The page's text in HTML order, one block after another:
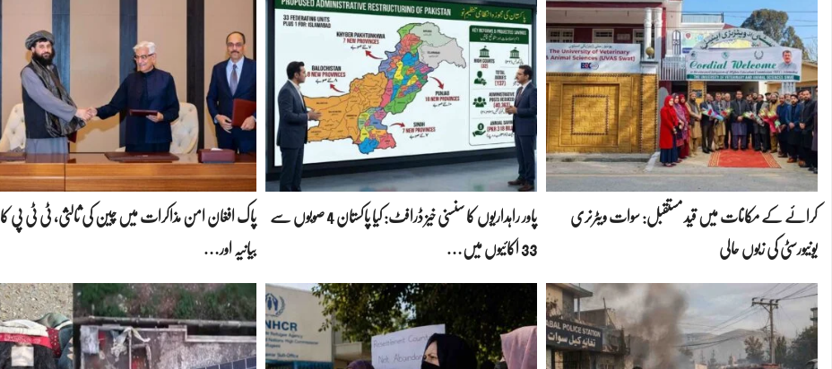
کرائے کے مکانات میں قید مستقبل: سوات ویٹرنری
یونیورسٹی کی زبوں حالی
پاور راہداریوں کا سنسنی خیز ڈرافٹ: کیا پاکستان 4 صوبوں سے
33 اکائیوں میں…
پاک افغان امن مذاکرات میں چین کی ثالثی، ٹی ٹی پی کا
بیانیہ اور…